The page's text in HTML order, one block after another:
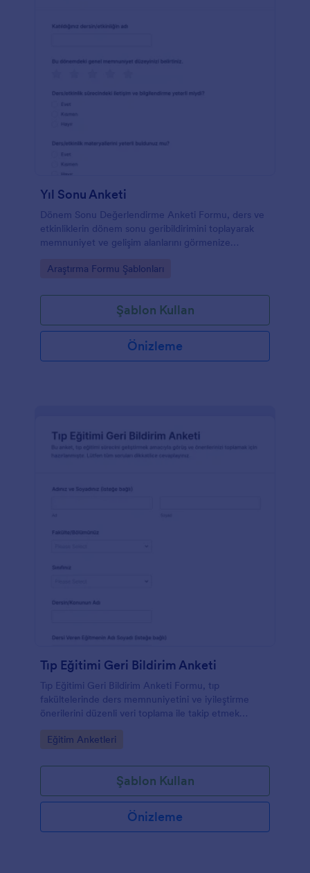
Yıl Sonu Anketi
Dönem Sonu Değerlendirme Anketi Formu, ders ve
etkinliklerin dönem sonu geribildirimini toplayarak
memnuniyet ve gelişim alanlarını görmenize
pratik bir form şablonu sunar.
Go to Category:
Araştırma Formu Şablonları
Şablon Kullan
Önizleme
Tıp Eğitimi Geri Bildirim Anketi
Tıp Eğitimi Geri Bildirim Anketi Formu, tıp
fakültelerinde ders memnuniyetini ve iyileştirme
önerilerini düzenli veri toplama ile takip etmek
isteyen akademik birimler için hazırlanmıştır.
Go to Category:
Eğitim Anketleri
Şablon Kullan
Önizleme